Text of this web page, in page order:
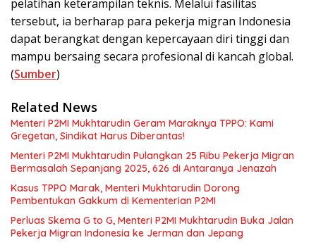
pelatihan keterampilan teknis. Melalui fasilitas
tersebut, ia berharap para pekerja migran Indonesia
dapat berangkat dengan kepercayaan diri tinggi dan
mampu bersaing secara profesional di kancah global.
(Sumber)
Related News
Menteri P2MI Mukhtarudin Geram Maraknya TPPO: Kami
Gregetan, Sindikat Harus Diberantas!
Menteri P2MI Mukhtarudin Pulangkan 25 Ribu Pekerja Migran
Bermasalah Sepanjang 2025, 626 di Antaranya Jenazah
Kasus TPPO Marak, Menteri Mukhtarudin Dorong
Pembentukan Gakkum di Kementerian P2MI
Perluas Skema G to G, Menteri P2MI Mukhtarudin Buka Jalan
Pekerja Migran Indonesia ke Jerman dan Jepang